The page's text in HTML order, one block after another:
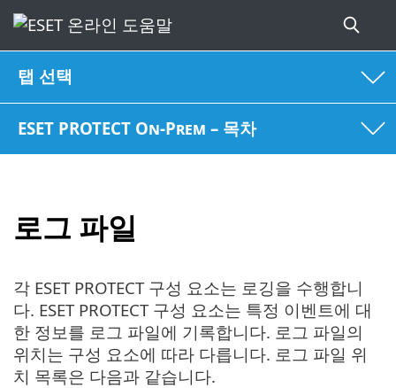
탭 선택
ESET PROTECT On-Prem – 목차
로그 파일
각 ESET PROTECT 구성 요소는 로깅을 수행합니
다. ESET PROTECT 구성 요소는 특정 이벤트에 대
한 정보를 로그 파일에 기록합니다. 로그 파일의
위치는 구성 요소에 따라 다릅니다. 로그 파일 위
치 목록은 다음과 같습니다.